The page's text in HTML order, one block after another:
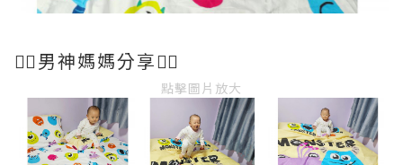
💁‍♀️男神媽媽分享💁‍♀️
點擊圖片放大